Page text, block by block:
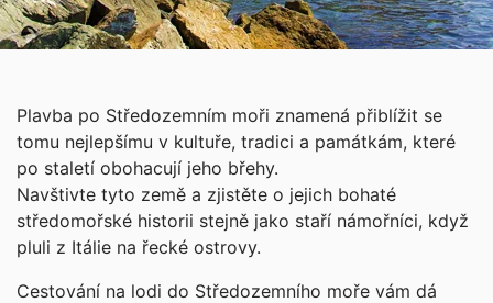
Plavba po Středozemním moři znamená přiblížit se
tomu nejlepšímu v kultuře, tradici a památkám, které
po staletí obohacují jeho břehy.
Navštivte tyto země a zjistěte o jejich bohaté
středomořské historii stejně jako staří námořníci, když
pluli z Itálie na řecké ostrovy.
Cestování na lodi do Středozemního moře vám dá